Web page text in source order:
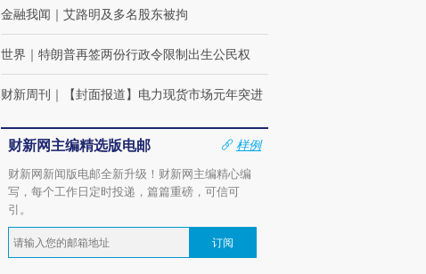
金融我闻 ｜ 艾路明及多名股东被拘
世界 ｜ 特朗普再签两份行政令限制出生公民权
财新周刊 ｜ 【封面报道】电力现货市场元年突进
财新网主编精选版电邮
样例
财新网新闻版电邮全新升级！财新网主编精心编
写，每个工作日定时投递，篇篇重磅，可信可
引。
订阅